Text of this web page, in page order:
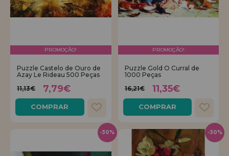
PROMOÇÃO!
Puzzle Castelo de Ouro de
Azay Le Rideau 500 Peças
11,13€
7,79€
COMPRAR
PROMOÇÃO!
Puzzle Gold O Curral de
1000 Peças
16,21€
11,35€
COMPRAR
-30% -30%